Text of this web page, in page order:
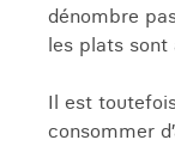
dénombre
les plats sont
Il est
consommer